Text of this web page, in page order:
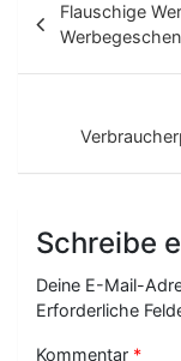
e
i
g
Flauschige
Schreibe
Deine E-Mail-
Erforderliche
Kommentar *